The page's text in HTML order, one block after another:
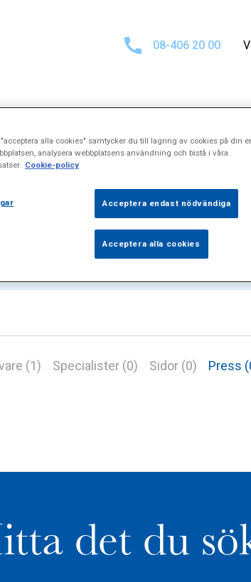
08-406 20 00
för
(1) Specialister (0) Sidor (0) Press
det du
alla cookies" samtycker du till lagring av cookies på din
analysera webbplatsens användning och bistå i våra
Cookie-policy
Acceptera endast nödvändiga
Acceptera alla cookies